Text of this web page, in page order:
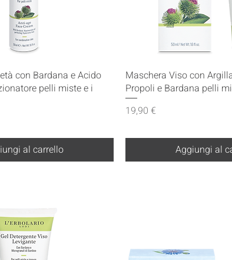
Vista rapida
con Bardana e Acido
pelli miste e i
al carrello
Vista
Maschera Viso con
Propoli e Bardana pelli
Prezzo
19,90 €
Aggiungi al